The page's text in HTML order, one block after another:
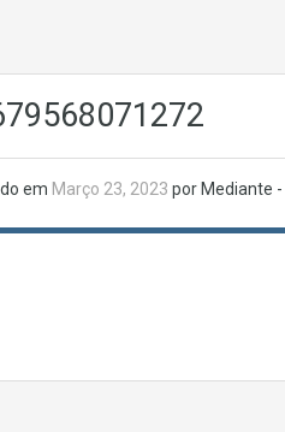
em Março 23, 2023 por Mediante